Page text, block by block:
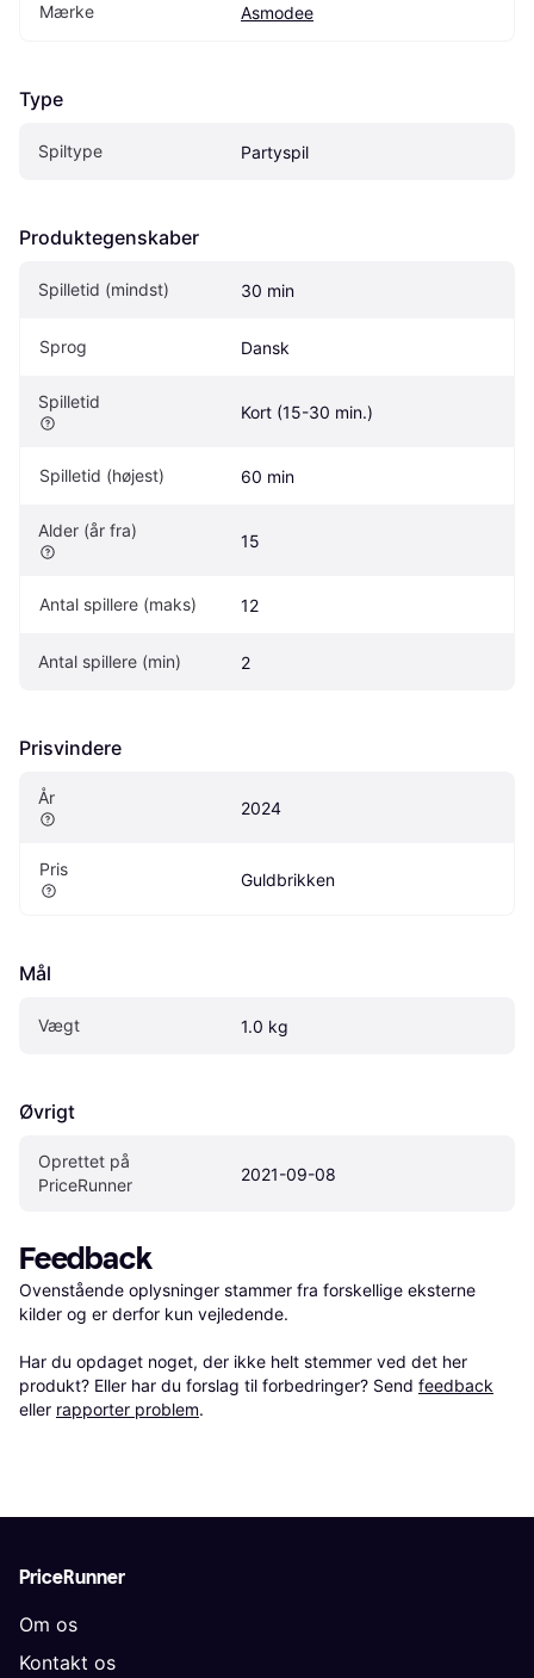
Mærke Asmodee
Type
Spiltype Partyspil
Produktegenskaber
Spilletid (mindst) 30 min
Sprog Dansk
Spilletid
Kort (15-30 min.)
Spilletid (højest) 60 min
Alder (år fra)
15
Antal spillere (maks) 12
Antal spillere (min) 2
Prisvindere
År
2024
Pris
Guldbrikken
Mål
Vægt 1.0 kg
Øvrigt
Oprettet på
PriceRunner
2021-09-08
Feedback
Ovenstående oplysninger stammer fra forskellige eksterne
kilder og er derfor kun vejledende.
Har du opdaget noget, der ikke helt stemmer ved det her
produkt? Eller har du forslag til forbedringer? Send feedback
eller rapporter problem.
PriceRunner
Om os
Kontakt os